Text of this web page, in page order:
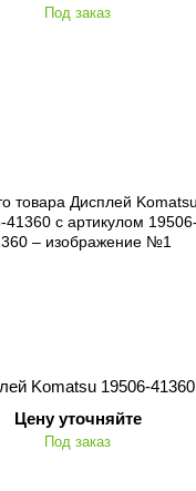
Под заказ
Komatsu 19506-41360
Цену уточняйте
Под заказ